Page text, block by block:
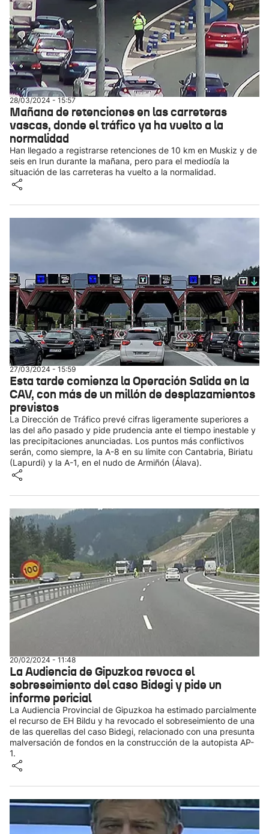
28/03/2024 - 15:57
Mañana de retenciones en las carreteras
vascas, donde el tráfico ya ha vuelto a la
normalidad
Han llegado a registrarse retenciones de 10 km en Muskiz y de
seis en Irun durante la mañana, pero para el mediodía la
situación de las carreteras ha vuelto a la normalidad.
27/03/2024 - 15:59
Esta tarde comienza la Operación Salida en la
CAV, con más de un millón de desplazamientos
previstos
La Dirección de Tráfico prevé cifras ligeramente superiores a
las del año pasado y pide prudencia ante el tiempo inestable y
las precipitaciones anunciadas. Los puntos más conflictivos
serán, como siempre, la A-8 en su límite con Cantabria, Biriatu
(Lapurdi) y la A-1, en el nudo de Armiñón (Álava).
20/02/2024 - 11:48
La Audiencia de Gipuzkoa revoca el
sobreseimiento del caso Bidegi y pide un
informe pericial
La Audiencia Provincial de Gipuzkoa ha estimado parcialmente
el recurso de EH Bildu y ha revocado el sobreseimiento de una
de las querellas del caso Bidegi, relacionado con una presunta
malversación de fondos en la construcción de la autopista AP-
1.